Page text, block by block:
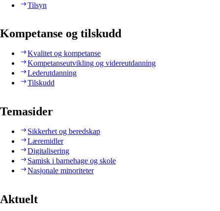
Tilsyn
Kompetanse og tilskudd
Kvalitet og kompetanse
Kompetanseutvikling og videreutdanning
Lederutdanning
Tilskudd
Temasider
Sikkerhet og beredskap
Læremidler
Digitalisering
Samisk i barnehage og skole
Nasjonale minoriteter
Aktuelt